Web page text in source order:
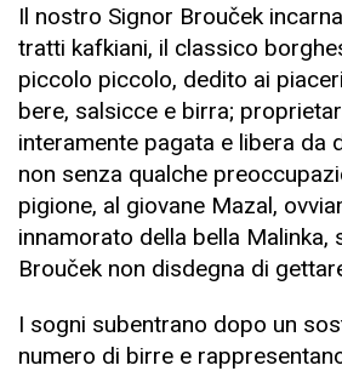
Il nostro Signor Brouček
tratti kafkiani, il classico
piccolo piccolo, dedito ai
bere, salsicce e birra;
interamente pagata e libera da
non senza qualche
pigione, al giovane Mazal,
innamorato della bella Malinka,
Brouček non disdegna di
I sogni subentrano dopo un
numero di birre e